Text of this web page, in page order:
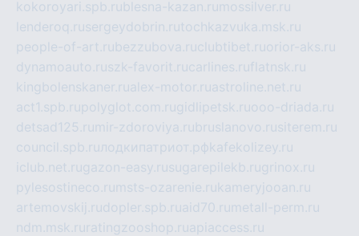
kokoroyari.spb.rublesna-kazan.ru mossilver.ru
lenderoq.rusergeydobrin.rutochkazvuka.msk.ru
people-of-art.rubezzubova.ruclubtibet.ruorior-aks.ru
dynamoauto.ruszk-favorit.rucarlines.ruflatnsk.ru
kingbolenskaner.rualex-motor.ruastroline.net.ru
act1.spb.rupolyglot.com.rugidlipetsk.ruooo-driada.ru
detsad125.ru mir-zdoroviya.rubruslanovo.rusiterem.ru
council.spb.ruлодкипатриот.рфkafekolizey.ru
iclub.net.rugazon-easy.rusugarepilekb.rugrinox.ru
pylesostineco.ru msts-ozarenie.rukameryjooan.ru
artemovskij.rudopler.spb.ruaid70.ru metall-perm.ru
ndm.msk.ru ratingzooshop.ruapiaccess.ru